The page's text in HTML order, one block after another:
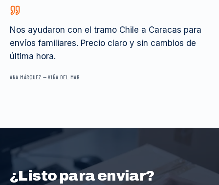
Nos ayudaron con el tramo Chile a Caracas para
envíos familiares. Precio claro y sin cambios de
última hora.
ANA MÁRQUEZ —VIÑA DEL MAR
¿Listo para enviar?